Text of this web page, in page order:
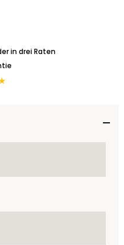
in drei Raten